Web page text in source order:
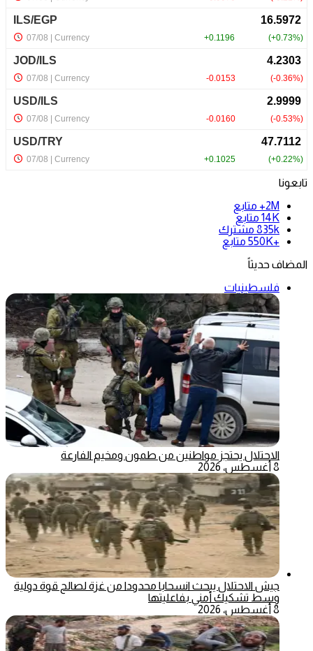
تابعونا
2M+
متابع
14K متابع
835k مشترك
+550K
متابع
المضاف حديثاً
فلسطينيات
الاحتلال يحتجز مواطنين من طمون ومخيم الفارعة
8 أغسطس، 2026
جيش الاحتلال يبحث انسحابا محدودا من غزة لصالح قوة دولية
وسط تشكيك أمني بفاعليتها
8 أغسطس، 2026